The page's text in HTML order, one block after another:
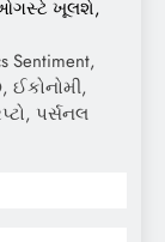
ઓગસ્ટે ખૂલશે,
Sentiment,
ઈકોનોમી,
પર્સનલ